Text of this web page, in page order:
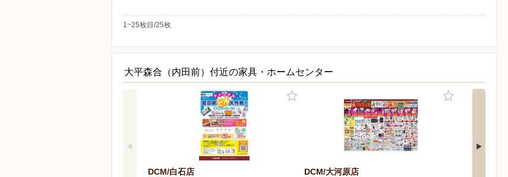
1~25枚目/25枚
大平森合（内田前）付近の家具・ホームセンター
DCM/白石店 DCM/大河原店